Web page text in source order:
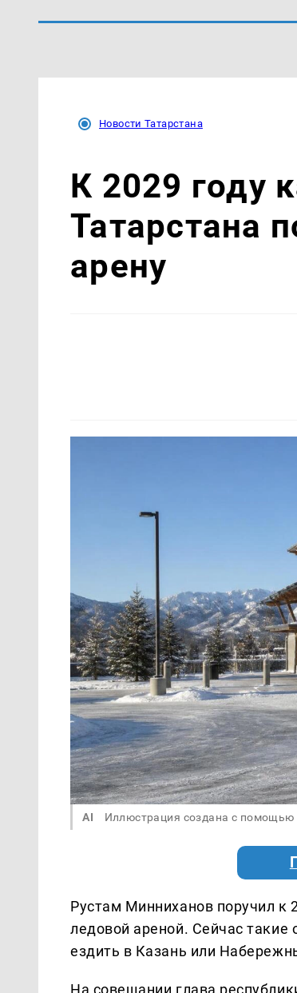
Новости Татарстана
К 2029 году
Татарстана
арену
AI Иллюстрация создана с
Рустам Минниханов поручил к
ледовой ареной. Сейчас такие
ездить в Казань или